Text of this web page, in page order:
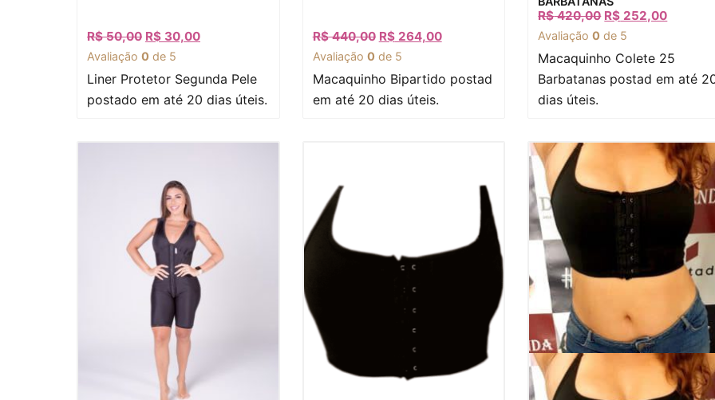
R$50,00 R$ 30,00
Avaliação 0 de 5
Liner Protetor Segunda Pele
postado em até 20 dias úteis.
R$440,00 R$264,00
Avaliação 0 de 5
Macaquinho Bipartido postad
em até 20 dias úteis.
R$420,00 R$ 252,00
Avaliação0 de 5
Macaquinho Colete 25
Barbatanas postad em até
dias úteis.